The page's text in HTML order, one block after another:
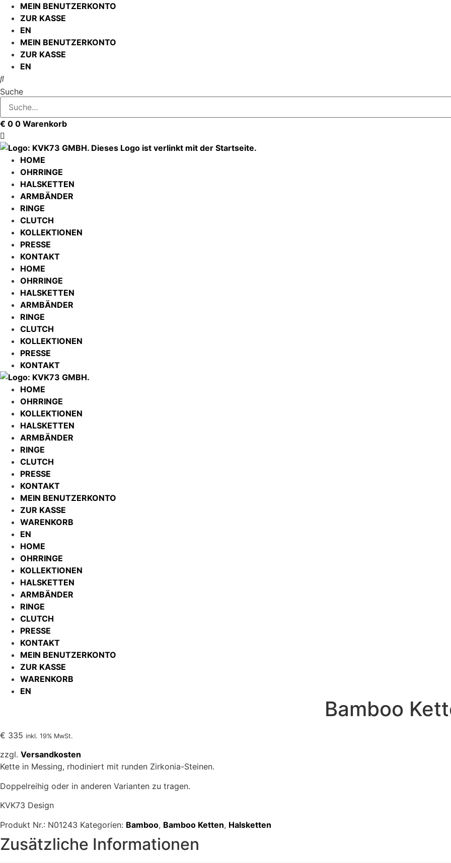
Zum
Inhalt
springen
MEIN BENUTZERKONTO
ZUR KASSE
EN
MEIN BENUTZERKONTO
ZUR KASSE
EN
Suche
€ 0 0 Warenkorb
HOME
OHRRINGE
HALSKETTEN
ARMBÄNDER
RINGE
CLUTCH
KOLLEKTIONEN
PRESSE
KONTAKT
HOME
OHRRINGE
HALSKETTEN
ARMBÄNDER
RINGE
CLUTCH
KOLLEKTIONEN
PRESSE
KONTAKT
HOME
OHRRINGE
KOLLEKTIONEN
HALSKETTEN
ARMBÄNDER
RINGE
CLUTCH
PRESSE
KONTAKT
MEIN BENUTZERKONTO
ZUR KASSE
WARENKORB
EN
HOME
OHRRINGE
KOLLEKTIONEN
HALSKETTEN
ARMBÄNDER
RINGE
CLUTCH
PRESSE
KONTAKT
MEIN BENUTZERKONTO
ZUR KASSE
WARENKORB
EN
Bamboo
€ 335 inkl. 19% MwSt.
zzgl. Versandkosten
Kette in Messing, rhodiniert mit runden Zirkonia-Steinen.
Doppelreihig oder in anderen Varianten zu tragen.
KVK73 Design
Produkt Nr.: N01243 Kategorien: Bamboo, Bamboo Ketten, Halsketten
Zusätzliche Informationen